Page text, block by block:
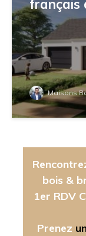
français
Maisons
bois &
1er RDV
Prenez